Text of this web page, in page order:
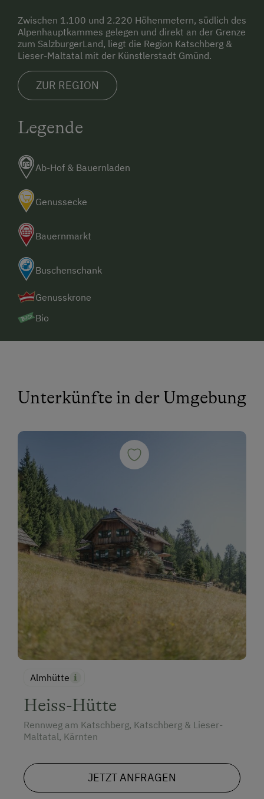
Zwischen 1.100 und 2.220 Höhenmetern, südlich des
Alpenhauptkammes gelegen und direkt an der Grenze
zum SalzburgerLand, liegt die Region Katschberg &
Lieser-Maltatal mit der Künstlerstadt Gmünd.
ZUR REGION
Legende
Ab-Hof & Bauernladen
Genussecke
Bauernmarkt
Buschenschank
Genusskrone
Bio
Unterkünfte in der Umgebung
Almhütte
Heiss-Hütte
Rennweg am Katschberg, Katschberg & Lieser-
Maltatal, Kärnten
JETZT ANFRAGEN